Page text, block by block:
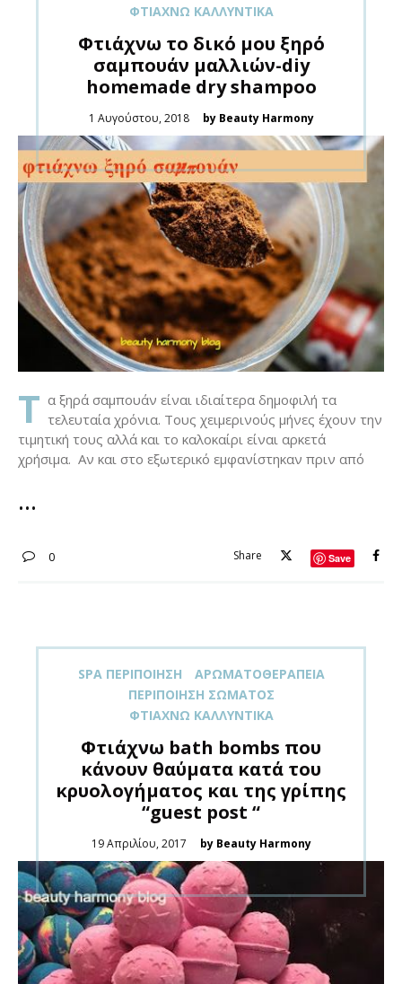
ΦΤΙΆΧΝΩ ΚΑΛΛΥΝΤΙΚΆ
Φτιάχνω το δικό μου ξηρό
σαμπουάν μαλλιών-diy
homemade dry shampoo
Posted
1 Αυγούστου, 2018 by Beauty Harmony
Τ α ξηρά σαμπουάν είναι ιδιαίτερα δημοφιλή τα
τελευταία χρόνια. Τους χειμερινούς μήνες έχουν την
τιμητική τους αλλά και το καλοκαίρι είναι αρκετά
χρήσιμα. Αν και στο εξωτερικό εμφανίστηκαν πριν από
0 Share Save
SPA ΠΕΡΙΠΟΊΗΣΗ
ΑΡΩΜΑΤΟΘΕΡΑΠΕΊΑ
ΠΕΡΙΠΟΊΗΣΗ ΣΏΜΑΤΟΣ
ΦΤΙΆΧΝΩ ΚΑΛΛΥΝΤΙΚΆ
Φτιάχνω bath bombs που
κάνουν θαύματα κατά του
κρυολογήματος και της γρίπης
“guest post “
Posted
19 Απριλίου, 2017 by Beauty Harmony